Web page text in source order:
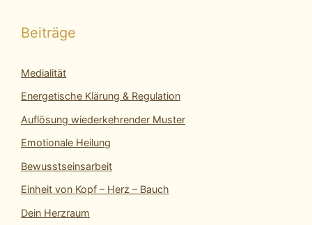
Beiträge
Medialität
Energetische Klärung & Regulation
Auflösung wiederkehrender Muster
Emotionale Heilung
Bewusstseinsarbeit
Einheit von Kopf – Herz – Bauch
Dein Herzraum